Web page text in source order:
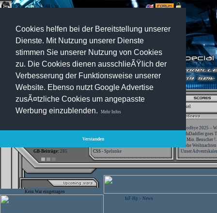
Cookies helfen bei der Bereitstellung unserer
Dienste. Mit Nutzung unserer Dienste
stimmen Sie unserer Nutzung von Cookies
zu. Die Cookies dienen ausschlieÃŸlich der
Verbesserung der Funktionsweise unserer
Website. Ebenso nutzt Google Advertise
zusÃ¤tzliche Cookies um angepasste
Werbung einzublenden.
Mehr Infos
Verstanden
06.Aug.2026 , 23:48 Uhr Optionen:
Artikel
Goodbye 2025 –
SofaDaddler goes
CS -FunYard
40 Mio. Beuscher
Frohe
GB-Beiträge: 285 CSS - Spelunke Unser
Kein War eingetragen
IsF-Hp > News